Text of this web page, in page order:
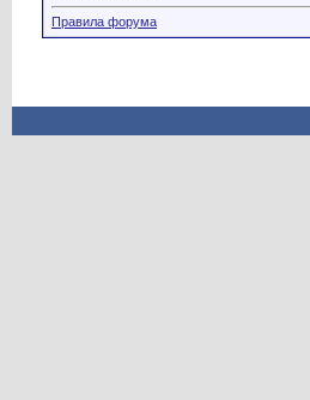
Правила форума